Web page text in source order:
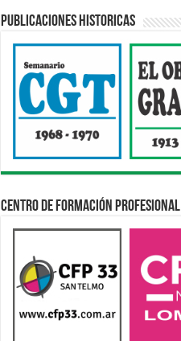
Publicaciones Historicas
Centro de Formación Profesional